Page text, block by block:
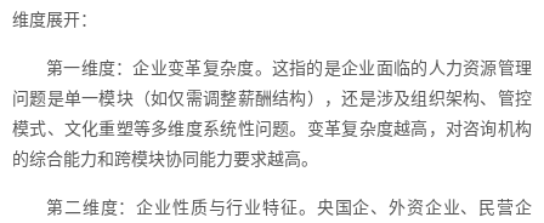
维度展开：
第一维度：企业变革复杂度。这指的是企业面临的人力资源管理
问题是单一模块（如仅需调整薪酬结构），还是涉及组织架构、管控
模式、文化重塑等多维度系统性问题。变革复杂度越高，对咨询机构
的综合能力和跨模块协同能力要求越高。
第二维度：企业性质与行业特征。央国企、外资企业、民营企